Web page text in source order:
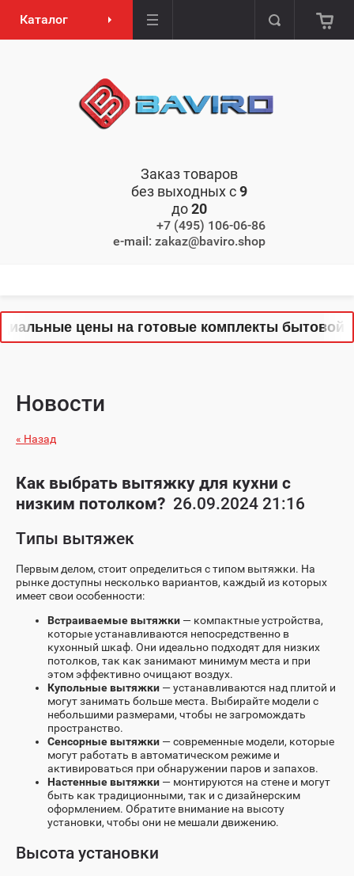
Каталог
Заказ товаров
без выходных с9
до20
+7 (495) 106-06-86
e-mail: zakaz@baviro.shop
цены на готовые комплекты бытовой
Новости
« Назад
Как выбрать вытяжку для кухни с
низким потолком? 26.09.2024 21:16
Типы вытяжек
Первым делом, стоит определиться с типом вытяжки. На
рынке доступны несколько вариантов, каждый из которых
имеет свои особенности:
Встраиваемые вытяжки — компактные устройства,
которые устанавливаются непосредственно в
кухонный шкаф. Они идеально подходят для низких
потолков, так как занимают минимум места и при
этом эффективно очищают воздух.
Купольные вытяжки — устанавливаются над плитой и
могут занимать больше места. Выбирайте модели с
небольшими размерами, чтобы не загромождать
пространство.
Сенсорные вытяжки — современные модели, которые
могут работать в автоматическом режиме и
активироваться при обнаружении паров и запахов.
Настенные вытяжки — монтируются на стене и могут
быть как традиционными, так и с дизайнерским
оформлением. Обратите внимание на высоту
установки, чтобы они не мешали движению.
Высота установки